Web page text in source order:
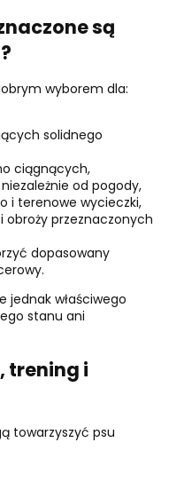
są
wyborem dla:
solidnego
ciągnących,
od pogody,
i terenowe wycieczki,
obroży przeznaczonych
dopasowany
jednak właściwego
stanu ani
trening i
towarzyszyć psu